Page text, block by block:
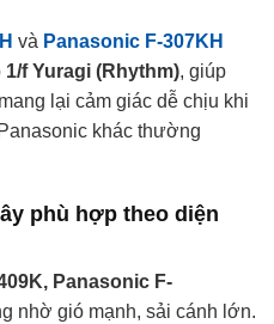
và Panasonic F-307KH
1/f Yuragi (Rhythm), giúp
lại cảm giác dễ chịu khi
khác thường
phù hợp theo diện
Panasonic F-
nhờ gió mạnh, sải cánh lớn.